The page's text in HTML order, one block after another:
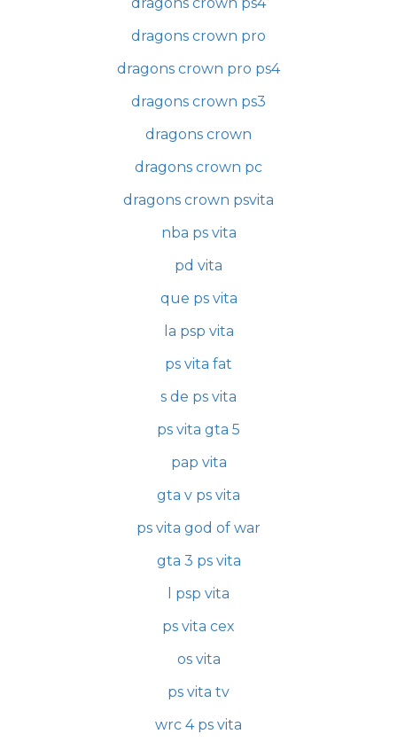
dragons crown pro
dragons crown pro ps4
dragons crown ps3
dragons crown
dragons crown pc
dragons crown psvita
nba ps vita
pd vita
que ps vita
la psp vita
ps vita fat
s de ps vita
ps vita gta 5
pap vita
gta v ps vita
ps vita god of war
gta 3 ps vita
l psp vita
ps vita cex
os vita
ps vita tv
wrc 4 ps vita